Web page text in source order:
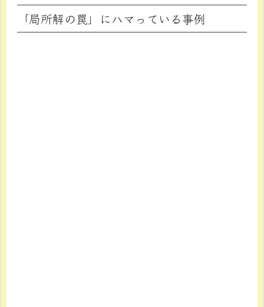
「局所解の罠」にハマっている事例